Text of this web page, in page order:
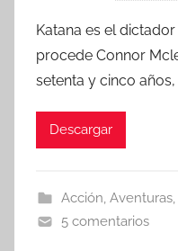
Katana es el
procede Connor
setenta y cinco
Descargar
Acción, Aventuras,
5 comentarios